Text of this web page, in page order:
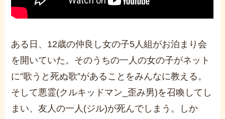
ある日、 12歳の仲良し女の子5人組がお泊まり会
を開いていた。そのうちの一人の女の子がネット
に”歌うと死ぬ歌”があることをみんなに教える。
そして悪霊(クルキッドマン _歪み男)を召喚してし
まい、友人の一人 (ジル)が死んでしまう。しか